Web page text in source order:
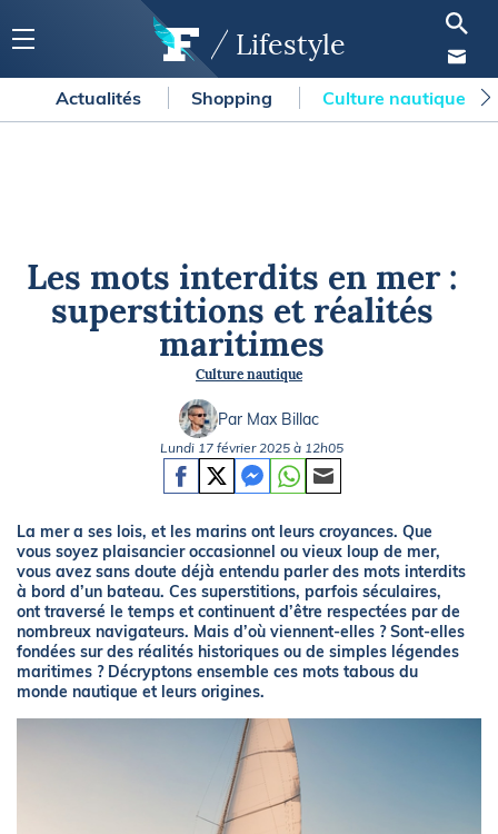
Lifestyle
Actualités Shopping Culture nautique
Les mots interdits en mer :
superstitions et réalités
maritimes
Culture nautique
Par Max Billac
Lundi 17 février 2025 à 12h05
La mer a ses lois, et les marins ont leurs croyances. Que
vous soyez plaisancier occasionnel ou vieux loup de mer,
vous avez sans doute déjà entendu parler des mots interdits
à bord d’un bateau. Ces superstitions, parfois séculaires,
ont traversé le temps et continuent d’être respectées par de
nombreux navigateurs. Mais d’où viennent-elles ? Sont-elles
fondées sur des réalités historiques ou de simples légendes
maritimes ? Décryptons ensemble ces mots tabous du
monde nautique et leurs origines.